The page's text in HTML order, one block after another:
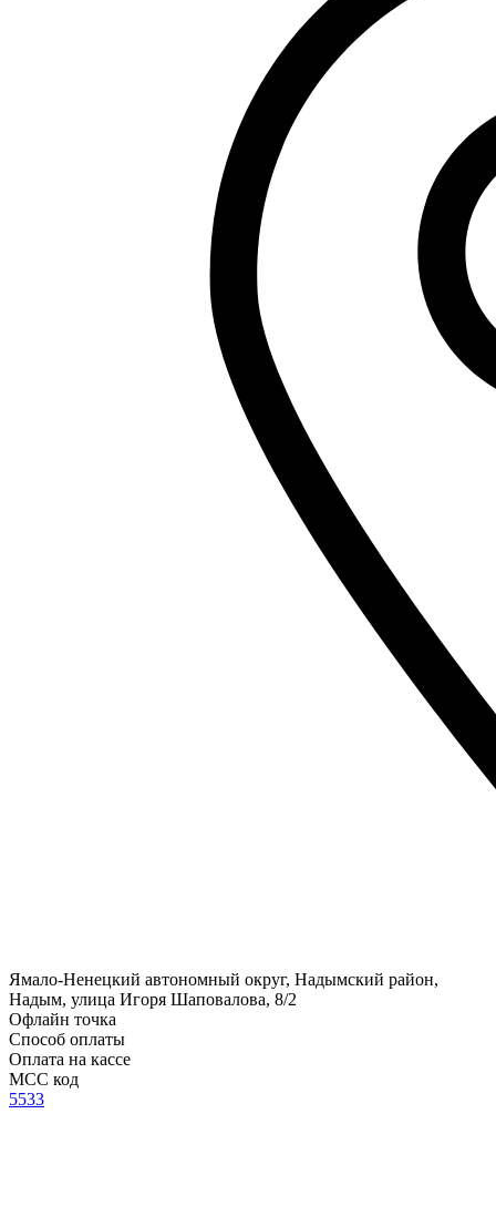
Ямало-Ненецкий автономный округ, Надымский район,
Надым, улица Игоря Шаповалова, 8/2
Офлайн точка
Способ оплаты
Оплата на кассе
MCC код
5533